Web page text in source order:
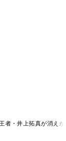
者・井上拓真が消え